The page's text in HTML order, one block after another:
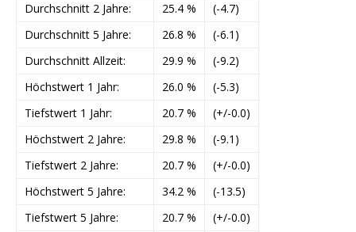
Durchschnitt 2 Jahre:
25.4 %
(-4.7)
Durchschnitt 5 Jahre:
26.8 %
(-6.1)
Durchschnitt Allzeit:
29.9 %
(-9.2)
Höchstwert 1 Jahr:
26.0 %
(-5.3)
Tiefstwert 1 Jahr:
20.7 %
(+/-0.0)
Höchstwert 2 Jahre:
29.8 %
(-9.1)
Tiefstwert 2 Jahre:
20.7 %
(+/-0.0)
Höchstwert 5 Jahre:
34.2 %
(-13.5)
Tiefstwert 5 Jahre:
20.7 %
(+/-0.0)